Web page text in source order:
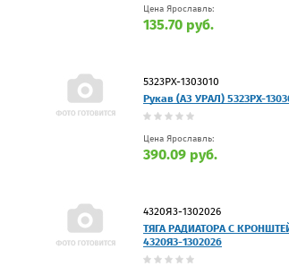
Цена Ярославль:
135.70 руб.
5323РХ-1303010
Рукав (АЗ УРАЛ) 5323РХ-
Цена Ярославль:
390.09 руб.
4320Я3-1302026
ТЯГА РАДИАТОРА С
4320Я3-1302026